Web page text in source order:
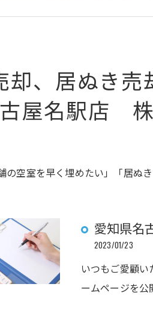
却、居ぬき
古屋名駅店
の空室を早く埋めたい」「居ぬ
愛知県名
2023/01/23
いつもご愛顧
ームページを